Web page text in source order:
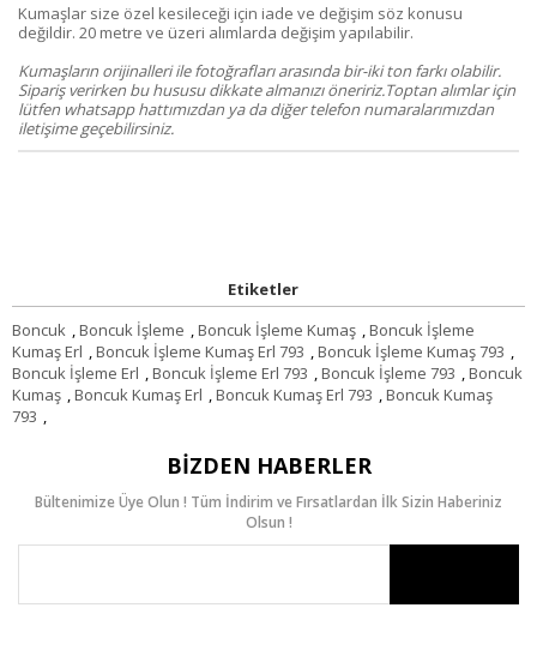
Kumaşlar size özel kesileceği için iade ve değişim söz konusu
değildir. 20 metre ve üzeri alımlarda değişim yapılabilir.
Kumaşların orijinalleri ile fotoğrafları arasında bir-iki ton farkı olabilir.
Sipariş verirken bu hususu dikkate almanızı öneririz.Toptan alımlar için
lütfen whatsapp hattımızdan ya da diğer telefon numaralarımızdan
iletişime geçebilirsiniz.
Etiketler
Boncuk ,Boncuk İşleme ,Boncuk İşleme Kumaş ,Boncuk İşleme
Kumaş Erl ,Boncuk İşleme Kumaş Erl 793 ,Boncuk İşleme Kumaş 793 ,
Boncuk İşleme Erl ,Boncuk İşleme Erl 793 ,Boncuk İşleme 793 ,Boncuk
Kumaş ,Boncuk Kumaş Erl ,Boncuk Kumaş Erl 793 ,Boncuk Kumaş
793 ,
BIZDEN HABERLER
Bültenimize Üye Olun ! Tüm İndirim ve Fırsatlardan İlk Sizin Haberiniz
Olsun !